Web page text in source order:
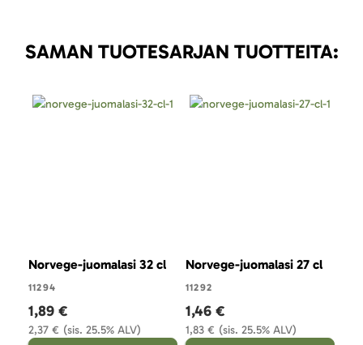
SAMAN TUOTESARJAN TUOTTEITA:
Norvege-juomalasi 32 cl
11294
(sis. 25.5% ALV)
2,37 €
1,89 €
Norvege-juomalasi 27 cl
11292
(sis. 25.5% ALV)
1,83 €
1,46 €